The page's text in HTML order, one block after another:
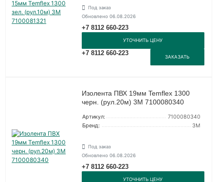
Под заказ
Обновлено 06.08.2026
+7 8112 660-223
УТОЧНИТЬ ЦЕНУ
+7 8112 660-223
ЗАКАЗАТЬ
Изолента ПВХ 19мм Temflex 1300
черн. (рул.20м) 3М 7100080340
Артикул:
7100080340
Бренд:
3М
Под заказ
Обновлено 06.08.2026
+7 8112 660-223
УТОЧНИТЬ ЦЕНУ